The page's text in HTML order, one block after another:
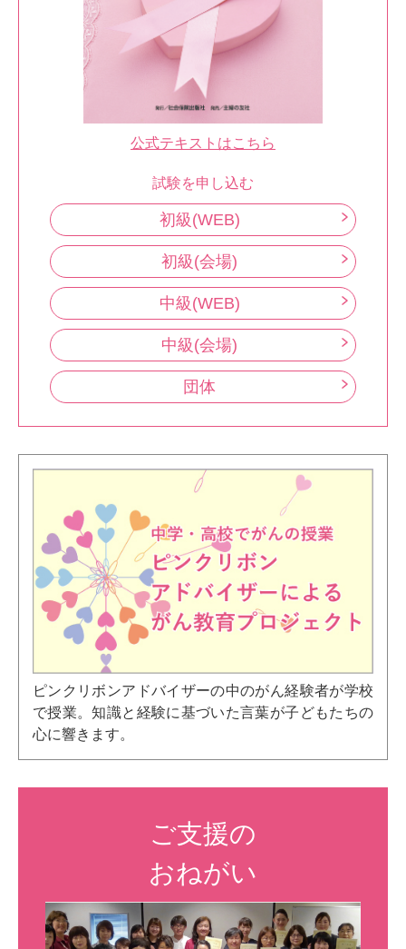
公式テキストはこちら
試験を申し込む
初級(WEB)
初級(会場)
中級(WEB)
中級(会場)
団体
ピンクリボンアドバイザーの中のがん経験者が学校
で授業。知識と経験に基づいた言葉が子どもたちの
心に響きます。
ご支援の
おねがい